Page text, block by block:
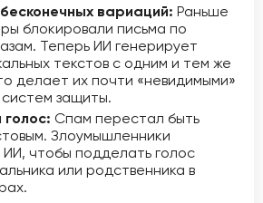
вариаций: Раньше
блокировали письма по
Теперь ИИ генерирует
текстов с одним и тем же
делает их почти «невидимыми»
защиты.
голос: Спам перестал быть
Злоумышленники
ИИ, чтобы подделать голос
или родственника в